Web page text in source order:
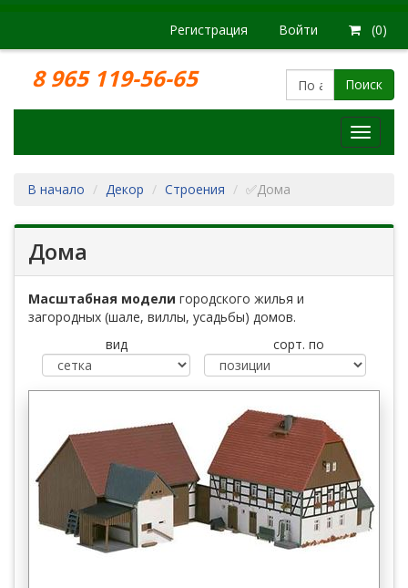
Регистрация Войти (0)
8 965 119-56-65 Поиск
Модели
В начало
Декор Строения ✅Дома
Дома
Масштабная модели городского жилья и
загородных (шале, виллы, усадьбы) домов.
вид
сорт. по